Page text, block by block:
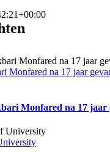
Monfared na 17 jaar
Monfared na 17 jaar